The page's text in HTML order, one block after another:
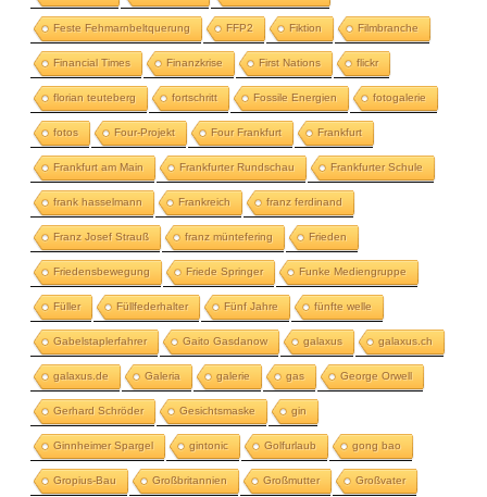
Feste Fehmarnbeltquerung FFP2 Fiktion Filmbranche
Financial Times Finanzkrise First Nations flickr
florian teuteberg fortschritt Fossile Energien fotogalerie
fotos Four-Projekt Four Frankfurt Frankfurt
Frankfurt am Main Frankfurter Rundschau Frankfurter Schule
frank hasselmann Frankreich franz ferdinand
Franz Josef Strauß franz müntefering Frieden
Friedensbewegung Friede Springer Funke Mediengruppe
Füller Füllfederhalter Fünf Jahre fünfte welle
Gabelstaplerfahrer Gaito Gasdanow galaxus galaxus.ch
galaxus.de Galeria galerie gas George Orwell
Gerhard Schröder Gesichtsmaske gin
Ginnheimer Spargel gintonic Golfurlaub gong bao
Gropius-Bau Großbritannien Großmutter Großvater